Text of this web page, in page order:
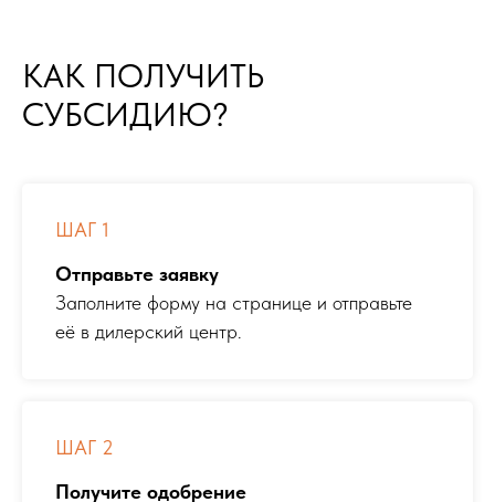
КАК ПОЛУЧИТЬ
СУБСИДИЮ?
ШАГ 1
Отправьте заявку
Заполните форму на странице и отправьте
её в дилерский центр.
ШАГ 2
Получите одобрение